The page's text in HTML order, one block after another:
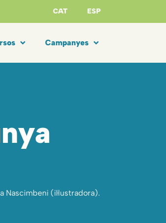
CAT ESP
Campanyes
(il·lustradora).